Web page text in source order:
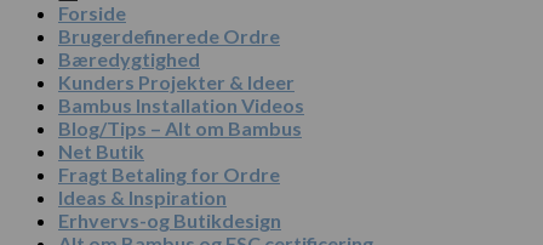
Forside
Brugerdefinerede Ordre
Bæredygtighed
Kunders Projekter & Ideer
Bambus Installation Videos
Blog/Tips – Alt om Bambus
Net Butik
Fragt Betaling for Ordre
Ideas & Inspiration
Erhvervs-og Butikdesign